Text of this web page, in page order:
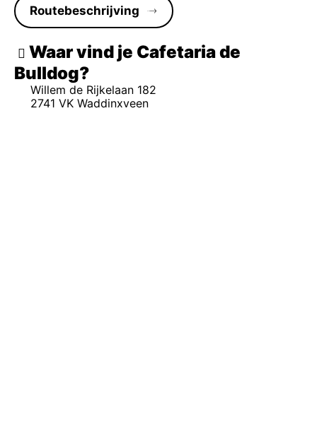
Routebeschrijving
Waar vind je Cafetaria de
Bulldog
Willem de Rijkelaan 182
2741 VK Waddinxveen